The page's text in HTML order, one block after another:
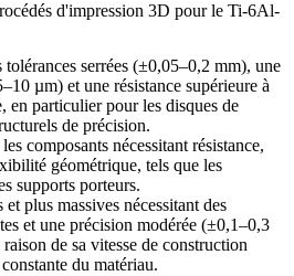
d'impression 3D pour le Ti-6Al-
tolérances serrées (±0,05–0,2 mm), une
µm) et une résistance supérieure à
en particulier pour les disques de
de précision.
composants nécessitant résistance,
géométrique, tels que les
supports porteurs.
plus massives nécessitant des
et une précision modérée (±0,1–0,3
raison de sa vitesse de construction
du matériau.